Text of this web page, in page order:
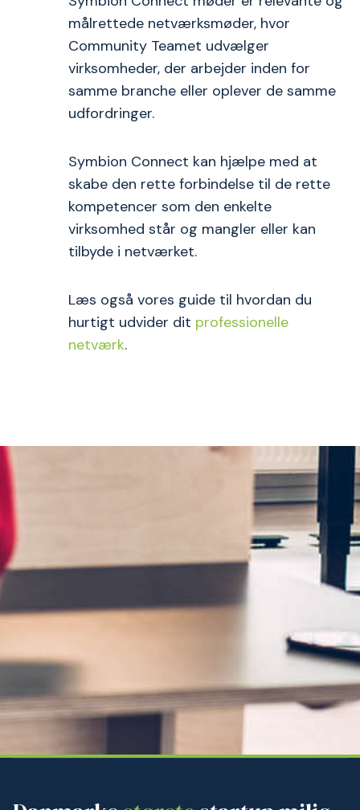
målrettede netværksmøder, hvor
Community Teamet udvælger
virksomheder, der arbejder inden for
samme branche eller oplever de samme
udfordringer.
Symbion Connect kan hjælpe med at
skabe den rette forbindelse til de rette
kompetencer som den enkelte
virksomhed står og mangler eller kan
tilbyde i netværket.
Læs også vores guide til hvordan du
hurtigt udvider dit professionelle
netværk.